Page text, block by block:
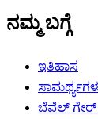
ನಮ್ಮ ಬಗ್ಗೆ
ಇತಿಹಾಸ
ಬೆವೆಲ್ ಗೇರ್